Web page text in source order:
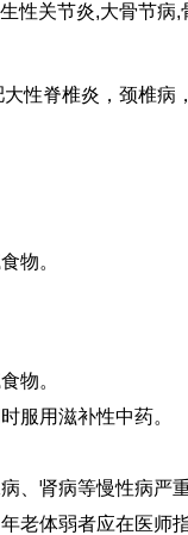
性关节炎,大骨节病
性脊椎炎，颈椎病
物。
物。
服用滋补性中药。
、肾病等慢性病严
老体弱者应在医师